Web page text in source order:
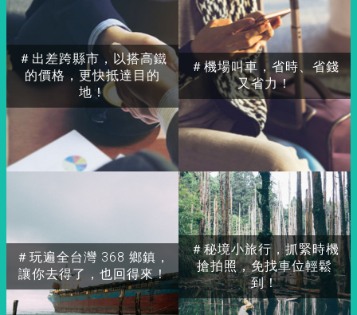
＃出差跨縣市，以搭高鐵
的價格，更快抵達目的
地！
＃玩遍全台灣 368 鄉鎮，
讓你去得了，也回得來！
＃秘境小旅行，抓緊時機
搶拍照，免找車位輕鬆
到！
＃機場叫車，省時、省錢
又省力！